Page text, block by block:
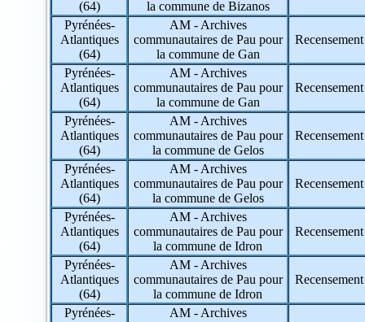
53 => Mayenne
54 => Meurthe-et-Moselle
55 => Meuse
56 => Morbihan
57 => Moselle
58 => Nièvre
59 => Nord
60 => Oise
61 => Orne
62 => Pas-de-Calais
63 => Puy-de-Dôme
64 => Pyrénées-Atlantiques
65 => Hautes-Pyrénées
66 => Pyrénées-Orientales
67 => Bas-Rhin
68 => Haut-Rhin
69 => Rhône
70 => Haute-Saône
71 => Saône-et-Loire
72 => Sarthe
73 => Savoie
74 => Haute-Savoie
(64)
la commune de Bizanos
Pyrénées-
Atlantiques
(64)
AM - Archives
communautaires de Pau pour
la commune de Gan
Recensement
Pyrénées-
Atlantiques
(64)
AM - Archives
communautaires de Pau pour
la commune de Gan
Recensement
Pyrénées-
Atlantiques
(64)
AM - Archives
communautaires de Pau pour
la commune de Gelos
Recensement
Pyrénées-
Atlantiques
(64)
AM - Archives
communautaires de Pau pour
la commune de Gelos
Recensement
Pyrénées-
Atlantiques
(64)
AM - Archives
communautaires de Pau pour
la commune de Idron
Recensement
Pyrénées-
Atlantiques
(64)
AM - Archives
communautaires de Pau pour
la commune de Idron
Recensement
Pyrénées-
AM - Archives